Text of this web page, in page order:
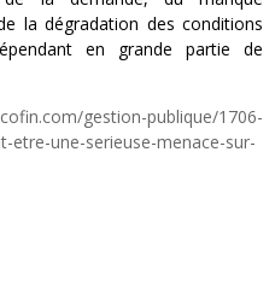
la dégradation des conditions
en grande partie de
gestion-publique/1706-
etre-une-serieuse-menace-sur-